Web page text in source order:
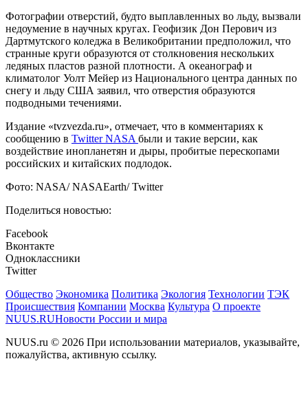
Фотографии отверстий, будто выплавленных во льду, вызвали
недоумение в научных кругах. Геофизик Дон Перович из
Дартмутского коледжа в Великобритании предположил, что
странные круги образуются от столкновения нескольких
ледяных пластов разной плотности. А океанограф и
климатолог Уолт Мейер из Национального центра данных по
снегу и льду США заявил, что отверстия образуются
подводными течениями.
Издание «tvzvezda.ru», отмечает, что в комментариях к
сообщению в Twitter NASAбыли и такие версии, как
воздействие инопланетян и дыры, пробитые перескопами
российских и китайских подлодок.
Фото: NASA/ NASAEarth/ Twitter
Поделиться новостью:
Facebook
Вконтакте
Одноклассники
Twitter
Общество Экономика Политика Экология Технологии ТЭК
Происшествия Компании Москва Культура О проекте
NUUS.RUНовости России и мира
NUUS.ru © 2026 При использовании материалов, указывайте,
пожалуйства, активную ссылку.